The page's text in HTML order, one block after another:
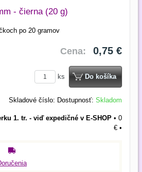
- čierna (20 g)
po 20 gramov
Cena: 0,75 €
ks Do košíka
Skladové číslo: Dostupnosť: Skladom
1. tr. - viď expedičné v E-SHOP • 0
€ •